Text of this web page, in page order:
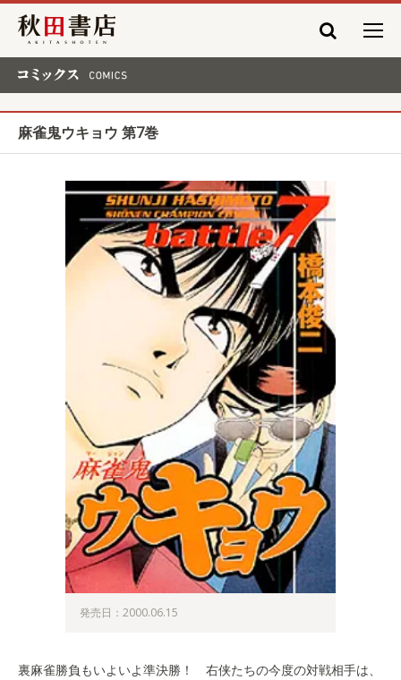
秋田書店
麻雀鬼ウキョウ 第7巻
発売日：2000.06.15
裏麻雀勝負もいよいよ準決勝！ 右侠たちの今度の対戦相手は、